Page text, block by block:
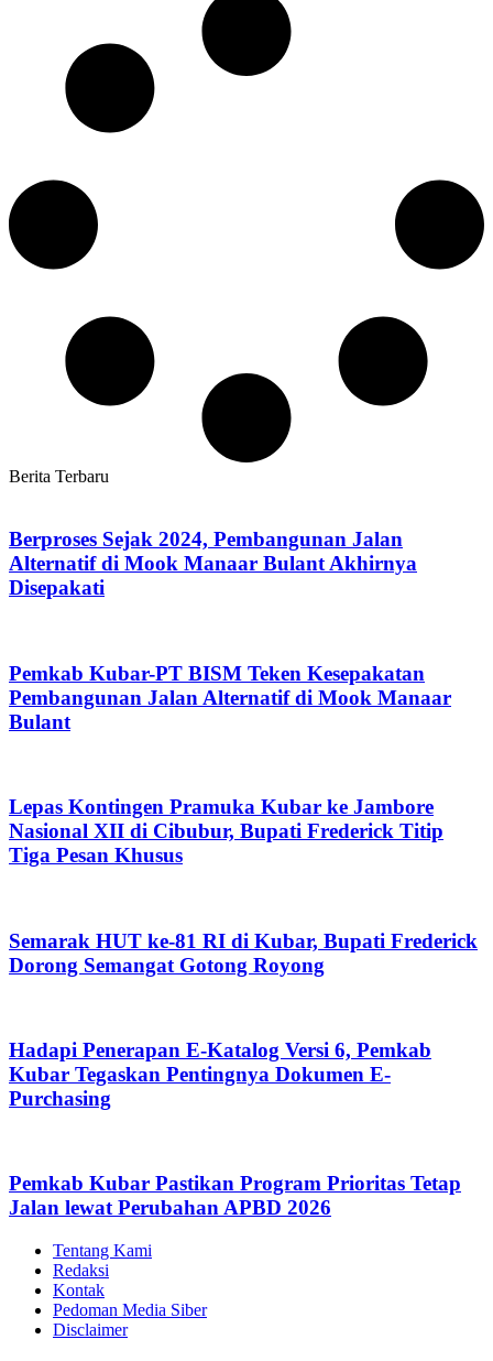
Berita Terbaru
Berproses Sejak 2024, Pembangunan Jalan
Alternatif di Mook Manaar Bulant Akhirnya
Disepakati
Pemkab Kubar-PT BISM Teken Kesepakatan
Pembangunan Jalan Alternatif di Mook Manaar
Bulant
Lepas Kontingen Pramuka Kubar ke Jambore
Nasional XII di Cibubur, Bupati Frederick Titip
Tiga Pesan Khusus
Semarak HUT ke-81 RI di Kubar, Bupati Frederick
Dorong Semangat Gotong Royong
Hadapi Penerapan E-Katalog Versi 6, Pemkab
Kubar Tegaskan Pentingnya Dokumen E-
Purchasing
Pemkab Kubar Pastikan Program Prioritas Tetap
Jalan lewat Perubahan APBD 2026
Tentang Kami
Redaksi
Kontak
Pedoman Media Siber
Disclaimer